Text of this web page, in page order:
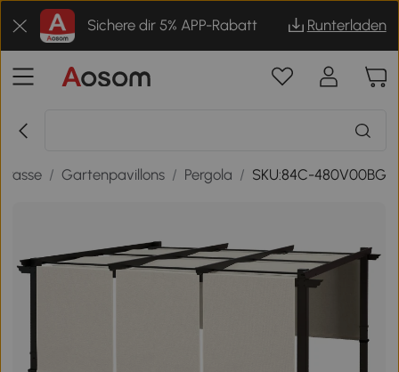
Sichere dir 5% APP-Rabatt Runterladen
/ Gartenpavillons / Pergola / SKU:84C-480V00BG